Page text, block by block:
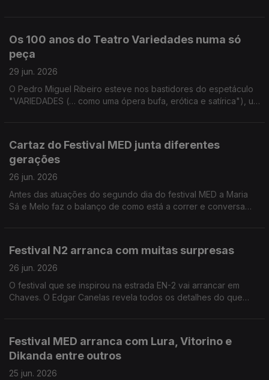
Os 100 anos do Teatro Variedades numa só
peça
29 jun. 2026
O Pedro Miguel Ribeiro esteve nos bastidores do espetáculo
"VARIEDADES (… como uma ópera bufa, erótica e satírica"), um
Cartaz do Festival MED junta diferentes
gerações
26 jun. 2026
Antes das atuações do segundo dia do festival MED a Maria
Sá e Melo faz o balanço de como está a correr e conversa
Festival N2 arranca com muitas surpresas
26 jun. 2026
O festival que se inspirou na estrada EN-2 vai arrancar em
Chaves. O Edgar Canelas revela todos os detalhes do que
Festival MED arranca com Lura, Vitorino e
Dikanda entre outros
25 jun. 2026